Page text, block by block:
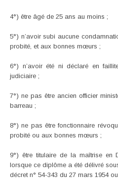
4°) être âgé de 25 ans au moins ;
5°) n’avoir subi aucune
probité, et aux bonnes mœurs ;
6°) n’avoir été ni déclaré en
judiciaire ;
7°) ne pas être ancien officier
barreau ;
8°) ne pas être fonctionnaire
probité ou aux bonnes mœurs ;
9°) être titulaire de la maîtrise
lorsque ce diplôme a été délivré
décret n° 54-343 du 27 mars 1954